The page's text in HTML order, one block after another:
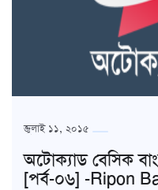
জুলাই ১১, ২০১৫
অটোক্যাড বেসিক
[পর্ব-০৬] -Ripon